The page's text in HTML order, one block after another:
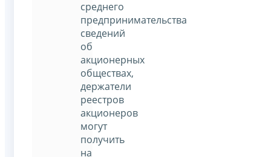
среднего
предпринимательства
сведений
об
акционерных
обществах,
держатели
реестров
акционеров
могут
получить
на